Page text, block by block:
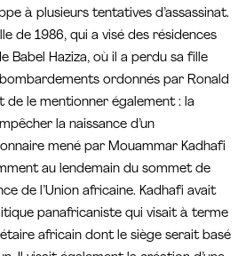
à plusieurs tentatives d’assassinat.
de 1986, qui a visé des résidences
Babel Haziza, où il a perdu sa fille
ordonnés par Ronald
de le mentionner également : la
la naissance d’un
mené par Mouammar Kadhafi
au lendemain du sommet de
de l’Union africaine. Kadhafi avait
panafricaniste qui visait à terme
africain dont le siège serait basé